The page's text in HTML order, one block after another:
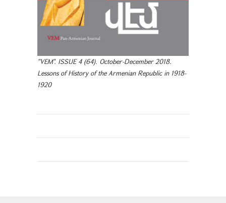
"VEM". ISSUE 4 (64). October-December 2018.
Lessons of History of the Armenian Republic in 1918-
1920